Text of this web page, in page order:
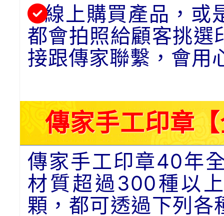
線上購買產品，或
都會拍照給顧客挑選
接跟傳家聯繫，會用
傳家手工印章
傳家手工印章40年
材質超過300種以
顆，都可透過下列各